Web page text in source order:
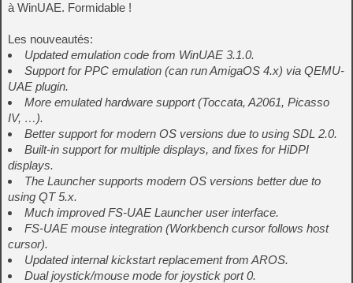
à WinUAE. Formidable !
Les nouveautés:
Updated emulation code from WinUAE 3.1.0.
Support for PPC emulation (can run AmigaOS 4.x) via QEMU-
UAE plugin.
More emulated hardware support (Toccata, A2061, Picasso
IV, …).
Better support for modern OS versions due to using SDL 2.0.
Built-in support for multiple displays, and fixes for HiDPI
displays.
The Launcher supports modern OS versions better due to
using QT 5.x.
Much improved FS-UAE Launcher user interface.
FS-UAE mouse integration (Workbench cursor follows host
cursor).
Updated internal kickstart replacement from AROS.
Dual joystick/mouse mode for joystick port 0.